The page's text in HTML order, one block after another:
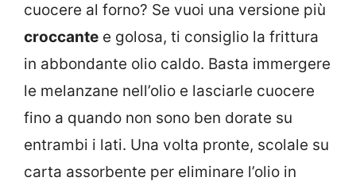
cuocere al forno? Se vuoi una versione più
croccante e golosa, ti consiglio la frittura
in abbondante olio caldo. Basta immergere
le melanzane nell’olio e lasciarle cuocere
fino a quando non sono ben dorate su
entrambi i lati. Una volta pronte, scolale su
carta assorbente per eliminare l’olio in